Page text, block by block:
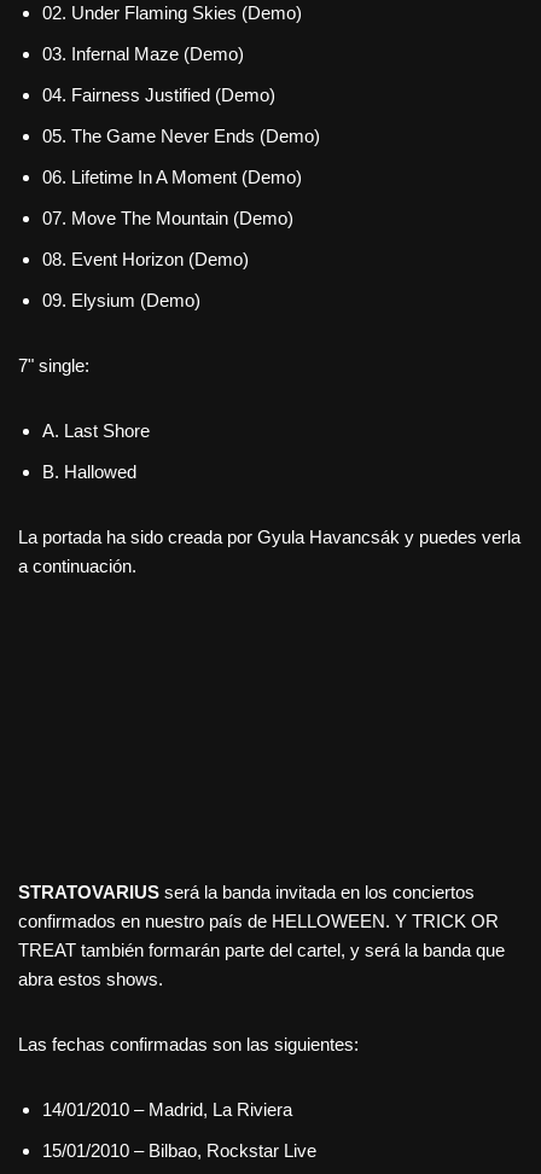
02. Under Flaming Skies (Demo)
03. Infernal Maze (Demo)
04. Fairness Justified (Demo)
05. The Game Never Ends (Demo)
06. Lifetime In A Moment (Demo)
07. Move The Mountain (Demo)
08. Event Horizon (Demo)
09. Elysium (Demo)
7" single:
A. Last Shore
B. Hallowed
La portada ha sido creada por Gyula Havancsák y puedes verla
a continuación.
STRATOVARIUS será la banda invitada en los conciertos
confirmados en nuestro país de HELLOWEEN. Y TRICK OR
TREAT también formarán parte del cartel, y será la banda que
abra estos shows.
Las fechas confirmadas son las siguientes:
14/01/2010 – Madrid, La Riviera
15/01/2010 – Bilbao, Rockstar Live